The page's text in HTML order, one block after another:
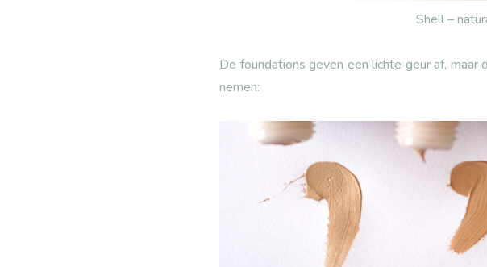
Shell –
De foundations geven een lichte geur af,
nemen: